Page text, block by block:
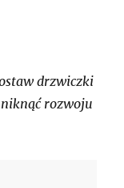
drzwiczki
rozwoju